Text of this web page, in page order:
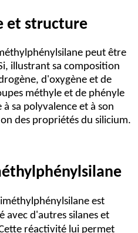
et structure
peut être
illustrant sa composition
d'oxygène et de
méthyle et de phényle
sa polyvalence et à son
des propriétés du silicium.
est
avec d'autres silanes et
réactivité lui permet